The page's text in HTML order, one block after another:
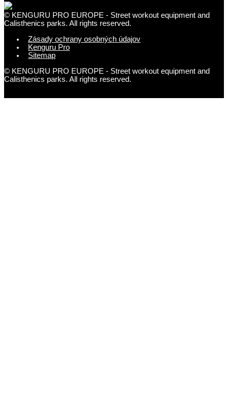
© KENGURU PRO EUROPE - Street workout equipment and
Calisthenics parks. All rights reserved.
Zásady ochrany osobných údajov
Kenguru Pro
Sitemap
© KENGURU PRO EUROPE - Street workout equipment and
Calisthenics parks. All rights reserved.